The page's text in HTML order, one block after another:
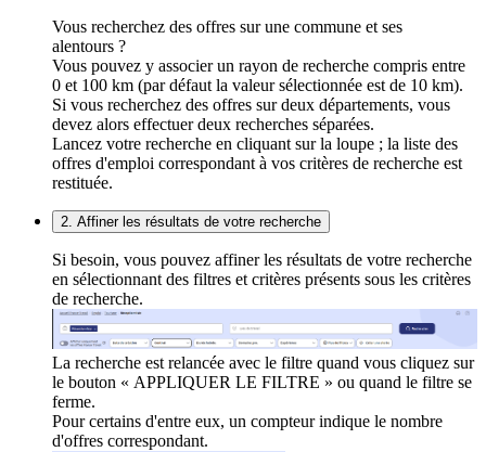
Vous recherchez des offres sur une commune et ses
alentours ?
Vous pouvez y associer un rayon de recherche compris entre
0 et 100 km (par défaut la valeur sélectionnée est de 10 km).
Si vous recherchez des offres sur deux départements, vous
devez alors effectuer deux recherches séparées.
Lancez votre recherche en cliquant sur la loupe ; la liste des
offres d'emploi correspondant à vos critères de recherche est
restituée.
2. Affiner les résultats de votre recherche
Si besoin, vous pouvez affiner les résultats de votre recherche
en sélectionnant des filtres et critères présents sous les critères
de recherche.
La recherche est relancée avec le filtre quand vous cliquez sur
le bouton « APPLIQUER LE FILTRE » ou quand le filtre se
ferme.
Pour certains d'entre eux, un compteur indique le nombre
d'offres correspondant.